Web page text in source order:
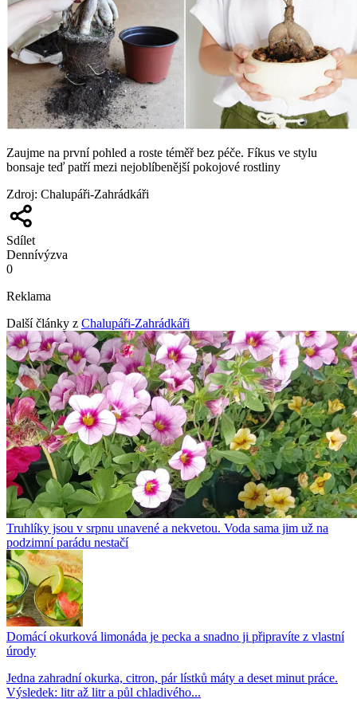
Zaujme na první pohled a roste téměř bez péče. Fíkus ve stylu
bonsaje teď patří mezi nejoblíbenější pokojové rostliny
Zdroj: Chalupáři-Zahrádkáři
Sdílet
Dennívýzva
0
Reklama
Další články z Chalupáři-Zahrádkáři
Truhlíky jsou v srpnu unavené a nekvetou. Voda sama jim už na
podzimní parádu nestačí
Domácí okurková limonáda je pecka a snadno ji připravíte z vlastní
úrody
Jedna zahradní okurka, citron, pár lístků máty a deset minut práce.
Výsledek: litr až litr a půl chladivého...